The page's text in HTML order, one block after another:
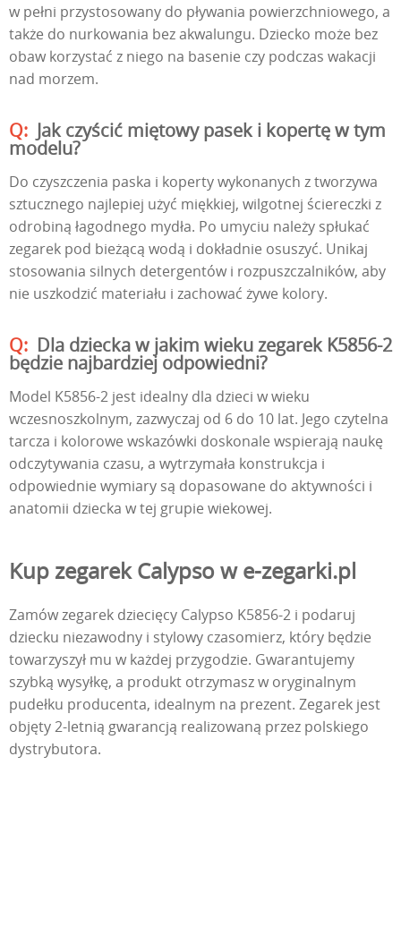
w pełni przystosowany do pływania powierzchniowego, a
także do nurkowania bez akwalungu. Dziecko może bez
obaw korzystać z niego na basenie czy podczas wakacji
nad morzem.
Jak czyścić miętowy pasek i kopertę w tym
modelu?
Do czyszczenia paska i koperty wykonanych z tworzywa
sztucznego najlepiej użyć miękkiej, wilgotnej ściereczki z
odrobiną łagodnego mydła. Po umyciu należy spłukać
zegarek pod bieżącą wodą i dokładnie osuszyć. Unikaj
stosowania silnych detergentów i rozpuszczalników, aby
nie uszkodzić materiału i zachować żywe kolory.
Dla dziecka w jakim wieku zegarek K5856-2
będzie najbardziej odpowiedni?
Model K5856-2 jest idealny dla dzieci w wieku
wczesnoszkolnym, zazwyczaj od 6 do 10 lat. Jego czytelna
tarcza i kolorowe wskazówki doskonale wspierają naukę
odczytywania czasu, a wytrzymała konstrukcja i
odpowiednie wymiary są dopasowane do aktywności i
anatomii dziecka w tej grupie wiekowej.
Kup zegarek Calypso w e-zegarki.pl
Zamów zegarek dziecięcy Calypso K5856-2 i podaruj
dziecku niezawodny i stylowy czasomierz, który będzie
towarzyszył mu w każdej przygodzie. Gwarantujemy
szybką wysyłkę, a produkt otrzymasz w oryginalnym
pudełku producenta, idealnym na prezent. Zegarek jest
objęty 2-letnią gwarancją realizowaną przez polskiego
dystrybutora.